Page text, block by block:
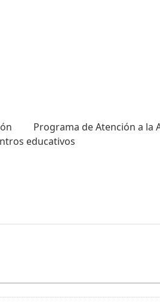
cubo
Programa de Atención a la
educativos